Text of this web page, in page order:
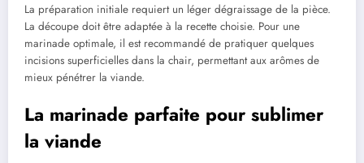
La préparation initiale requiert un léger dégraissage de la pièce.
La découpe doit être adaptée à la recette choisie. Pour une
marinade optimale, il est recommandé de pratiquer quelques
incisions superficielles dans la chair, permettant aux arômes de
mieux pénétrer la viande.
La marinade parfaite pour sublimer
la viande